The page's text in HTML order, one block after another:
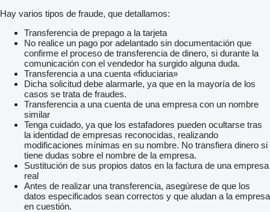
Hay varios tipos de fraude, que detallamos:
Transferencia de prepago a la tarjeta
No realice un pago por adelantado sin documentación que
confirme el proceso de transferencia de dinero, si durante la
comunicación con el vendedor ha surgido alguna duda.
Transferencia a una cuenta «fiduciaria»
Dicha solicitud debe alarmarle, ya que en la mayoría de los
casos se trata de fraudes.
Transferencia a una cuenta de una empresa con un nombre
similar
Tenga cuidado, ya que los estafadores pueden ocultarse tras
la identidad de empresas reconocidas, realizando
modificaciones mínimas en su nombre. No transfiera dinero si
tiene dudas sobre el nombre de la empresa.
Sustitución de sus propios datos en la factura de una empresa
real
Antes de realizar una transferencia, asegúrese de que los
datos especificados sean correctos y que aludan a la empresa
en cuestión.